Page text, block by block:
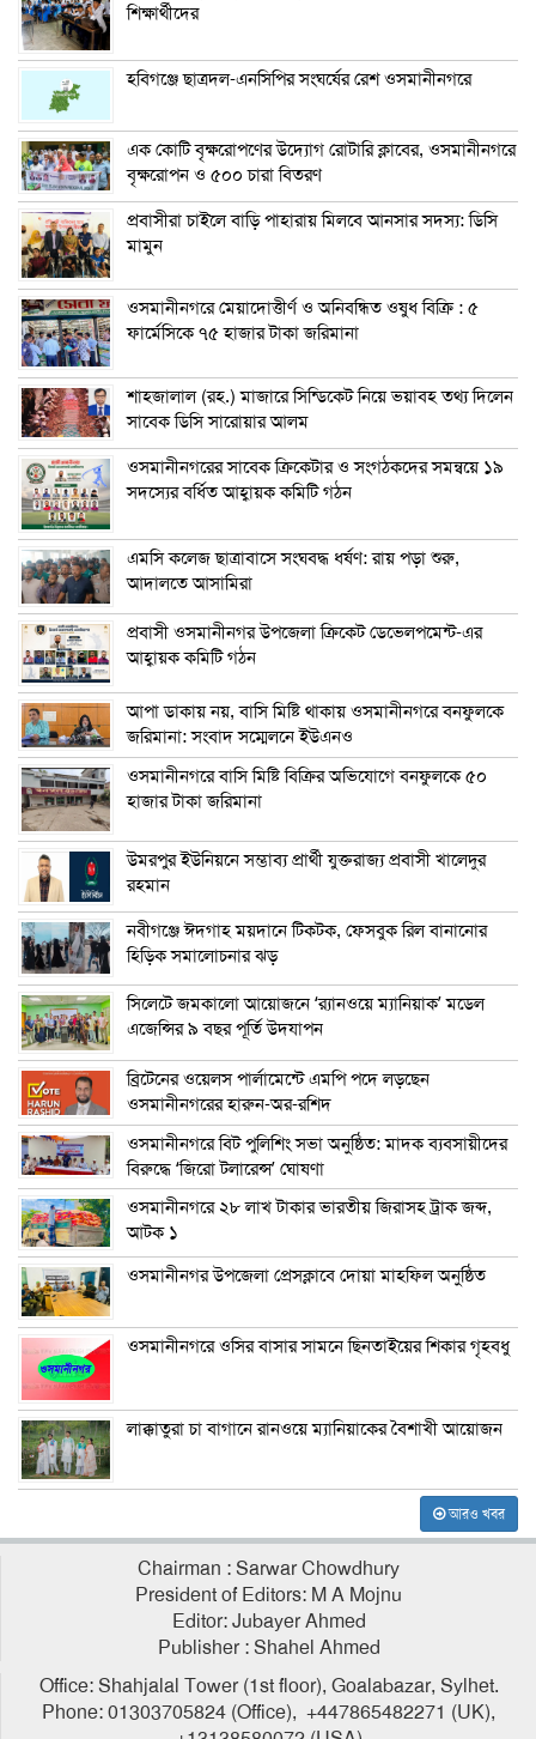
শিক্ষার্থীদের
হবিগঞ্জে ছাত্রদল-এনসিপির সংঘর্ষের রেশ ওসমানীনগরে
এক কোটি বৃক্ষরোপণের উদ্যোগ রোটারি ক্লাবের, ওসমানীনগরে
বৃক্ষরোপন ও ৫০০ চারা বিতরণ
প্রবাসীরা চাইলে বাড়ি পাহারায় মিলবে আনসার সদস্য: ডিসি
মামুন
ওসমানীনগরে মেয়াদোত্তীর্ণ ও অনিবন্ধিত ওষুধ বিক্রি : ৫
ফার্মেসিকে ৭৫ হাজার টাকা জরিমানা
শাহজালাল (রহ.) মাজারে সিন্ডিকেট নিয়ে ভয়াবহ তথ্য দিলেন
সাবেক ডিসি সারোয়ার আলম
ওসমানীনগরের সাবেক ক্রিকেটার ও সংগঠকদের সমন্বয়ে ১৯
সদস্যের বর্ধিত আহ্বায়ক কমিটি গঠন
এম‌সি কলেজ ছাত্রাবাসে সংঘবদ্ধ ধর্ষণ: রায় পড়া শুরু,
আদালতে আসামিরা
প্রবাসী ওসমানীনগর উপজেলা ক্রিকেট ডেভেলপমেন্ট-এর
আহ্বায়ক কমিটি গঠন
আপা ডাকায় নয়, বাসি মিষ্টি থাকায় ওসমানীনগরে বনফুলকে
জরিমানা: সংবাদ সম্মেলনে ইউএনও
ওসমানীনগরে বাসি মিষ্টি বিক্রির অভিযোগে বনফুলকে ৫০
হাজার টাকা জরিমানা
উমরপুর ইউনিয়নে সম্ভাব্য প্রার্থী যুক্তরাজ্য প্রবাসী খালেদুর
রহমান
নবীগঞ্জে ঈদগাহ ময়দানে টিকটক, ফেসবুক রিল বানানোর
হিড়িক সমালোচনার ঝড়
সিলেটে জমকালো আয়োজনে ‘র‍্যানওয়ে ম্যানিয়াক’ মডেল
এজেন্সির ৯ বছর পূর্তি উদযাপন
ব্রিটেনের ওয়েলস পার্লামেন্টে এমপি পদে লড়ছেন
ওসমানীনগরের হারুন-অর-রশিদ
ওসমানীনগরে বিট পুলিশিং সভা অনুষ্ঠিত: মাদক ব্যবসায়ীদের
বিরুদ্ধে ‘জিরো টলারেন্স’ ঘোষণা
ওসমানীনগরে ২৮ লাখ টাকার ভারতীয় জিরাসহ ট্রাক জব্দ,
আটক ১
ওসমানীনগর উপজেলা প্রেসক্লাবে দোয়া মাহফিল অনুষ্ঠিত
ওসমানীনগরে ওসির বাসার সামনে ছিনতাইয়ের শিকার গৃহবধু
লাক্কাতুরা চা বাগানে রানওয়ে ম্যানিয়াকের বৈশাখী আয়োজন
আরও খবর
Chairman : Sarwar Chowdhury
President of Editors: M A Mojnu
Editor: Jubayer Ahmed
Publisher : Shahel Ahmed
Office: Shahjalal Tower (1st floor), Goalabazar, Sylhet.
Phone: 01303705824 (Office), +447865482271 (UK),